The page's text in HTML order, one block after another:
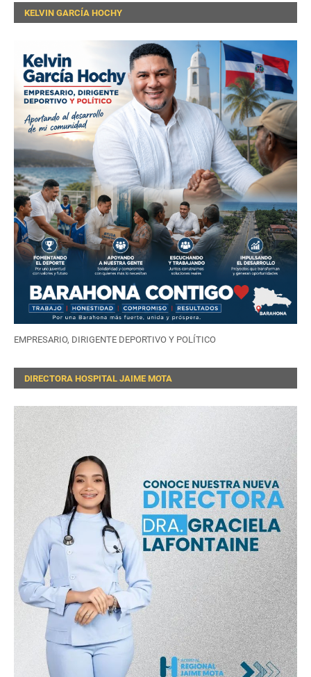
KELVIN GARCÍA HOCHY
EMPRESARIO, DIRIGENTE DEPORTIVO Y POLÍTICO
DIRECTORA HOSPITAL JAIME MOTA